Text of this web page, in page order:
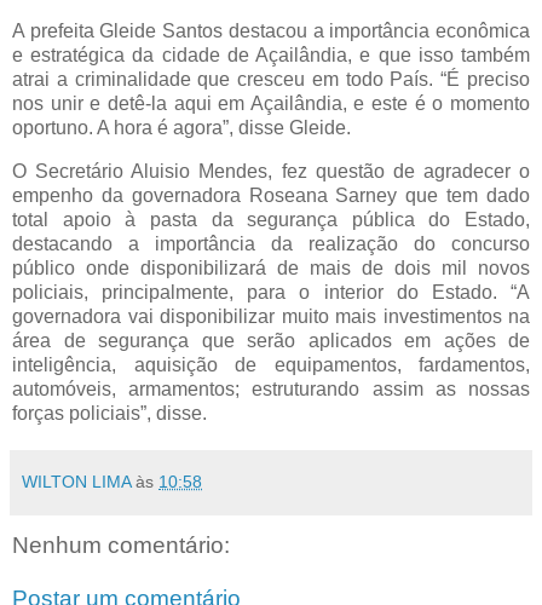
A prefeita Gleide Santos destacou a importância econômica
e estratégica da cidade de Açailândia, e que isso também
atrai a criminalidade que cresceu em todo País. “É preciso
nos unir e detê-la aqui em Açailândia, e este é o momento
oportuno. A hora é agora”, disse Gleide.
O Secretário Aluisio Mendes, fez questão de agradecer o
empenho da governadora Roseana Sarney que tem dado
total apoio à pasta da segurança pública do Estado,
destacando a importância da realização do concurso
público onde disponibilizará de mais de dois mil novos
policiais, principalmente, para o interior do Estado. “A
governadora vai disponibilizar muito mais investimentos na
área de segurança que serão aplicados em ações de
inteligência, aquisição de equipamentos, fardamentos,
automóveis, armamentos; estruturando assim as nossas
forças policiais”, disse.
WILTON LIMA às 10:58
Nenhum comentário:
Postar um comentário